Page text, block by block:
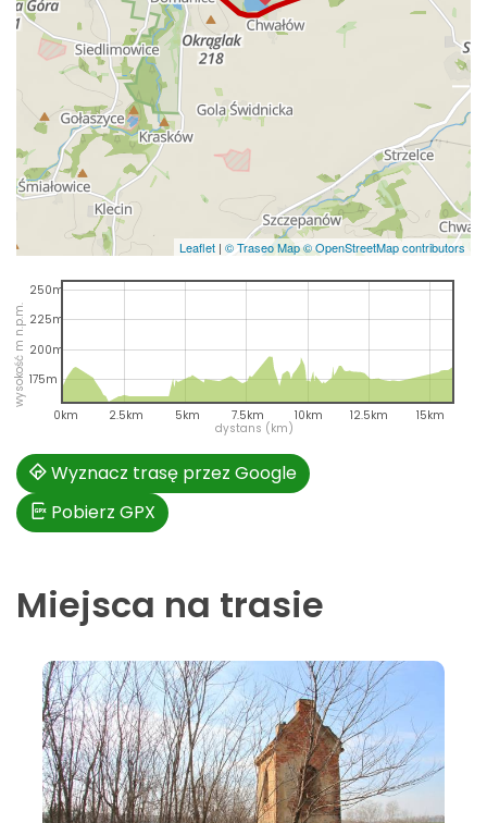
Leaflet | © Traseo Map© OpenStreetMap contributors
dystans (km)
wysokość m n.p.m.
0km 2.5km 5km 7.5km 10km 12.5km 15km
175m
200m
225m
250m
Wyznacz trasę przez Google
Pobierz GPX
Miejsca na trasie